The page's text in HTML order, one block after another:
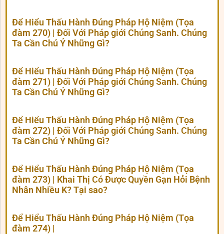
Để Hiểu Thấu Hành Đúng Pháp Hộ Niệm (Tọa
đàm 270) | Đối Với Pháp giới Chúng Sanh. Chúng
Ta Cần Chú Ý Những Gì?
Để Hiểu Thấu Hành Đúng Pháp Hộ Niệm (Tọa
đàm 271) | Đối Với Pháp giới Chúng Sanh. Chúng
Ta Cần Chú Ý Những Gì?
Để Hiểu Thấu Hành Đúng Pháp Hộ Niệm (Tọa
đàm 272) | Đối Với Pháp giới Chúng Sanh. Chúng
Ta Cần Chú Ý Những Gì?
Để Hiểu Thấu Hành Đúng Pháp Hộ Niệm (Tọa
đàm 273) | Khai Thị Có Được Quyền Gạn Hỏi Bệnh
Nhân Nhiều K? Tại sao?
Để Hiểu Thấu Hành Đúng Pháp Hộ Niệm (Tọa
đàm 274) |